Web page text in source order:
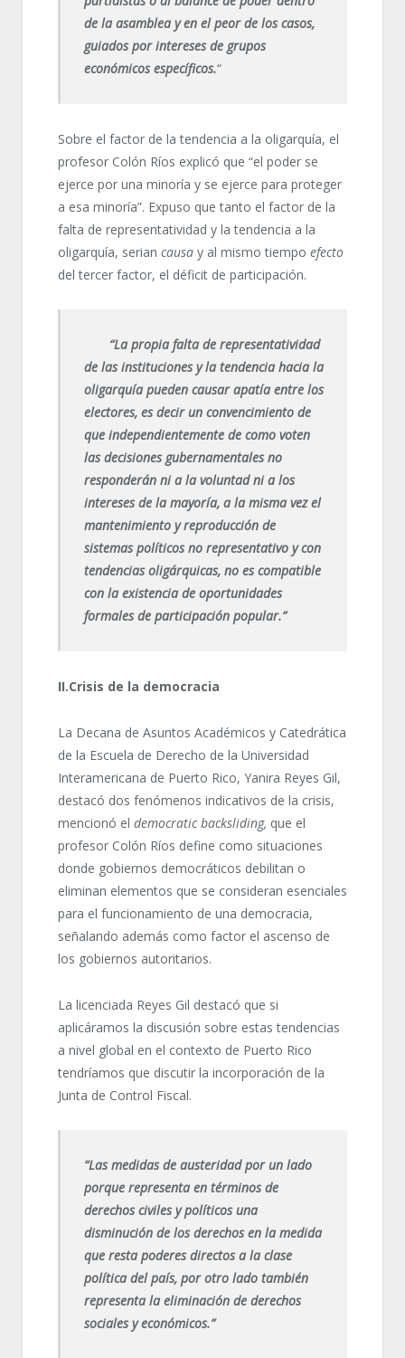
de la asamblea y en el peor de los casos,
guiados por intereses de grupos
económicos específicos.“
Sobre el factor de la tendencia a la oligarquía, el
profesor Colón Ríos explicó que “el poder se
ejerce por una minoría y se ejerce para proteger
a esa minoría”. Expuso que tanto el factor de la
falta de representatividad y la tendencia a la
oligarquía, serian causa y al mismo tiempo efecto
del tercer factor, el déficit de participación.
“La propia falta de representatividad
de las instituciones y la tendencia hacia la
oligarquía pueden causar apatía entre los
electores, es decir un convencimiento de
que independientemente de como voten
las decisiones gubernamentales no
responderán ni a la voluntad ni a los
intereses de la mayoría, a la misma vez el
mantenimiento y reproducción de
sistemas políticos no representativo y con
tendencias oligárquicas, no es compatible
con la existencia de oportunidades
formales de participación popular.”
II.Crisis de la democracia
La Decana de Asuntos Académicos y Catedrática
de la Escuela de Derecho de la Universidad
Interamericana de Puerto Rico, Yanira Reyes Gil,
destacó dos fenómenos indicativos de la crisis,
mencionó el democratic backsliding, que el
profesor Colón Ríos define como situaciones
donde gobiernos democráticos debilitan o
eliminan elementos que se consideran esenciales
para el funcionamiento de una democracia,
señalando además como factor el ascenso de
los gobiernos autoritarios.
La licenciada Reyes Gil destacó que si
aplicáramos la discusión sobre estas tendencias
a nivel global en el contexto de Puerto Rico
tendríamos que discutir la incorporación de la
Junta de Control Fiscal.
“Las medidas de austeridad por un lado
porque representa en términos de
derechos civiles y políticos una
disminución de los derechos en la medida
que resta poderes directos a la clase
política del país, por otro lado también
representa la eliminación de derechos
sociales y económicos.”